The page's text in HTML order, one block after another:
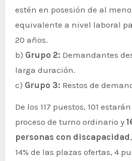
estén en posesión de al
equivalente a nivel laboral
20 años.
b) Grupo 2: Demandantes
larga duración.
c) Grupo 3: Restos de
De los 117 puestos, 101
proceso de turno ordinario y
personas con discapacidad
14% de las plazas ofertas, 4